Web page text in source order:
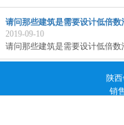
请问那些建筑是需要设计低倍
2019-09-10
请问那些建筑是需要设计低倍
陕
销